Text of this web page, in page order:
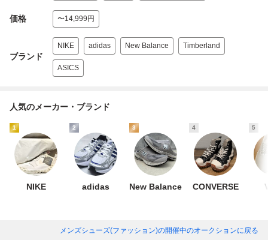
価格 〜14,999円
ブランド
NIKE adidas New Balance Timberland
ASICS
人気のメーカー・ブランド
1
NIKE
2
adidas
3
New Balance
4
CONVERSE
5
メンズシューズ(ファッション)の開催中のオークションに戻る